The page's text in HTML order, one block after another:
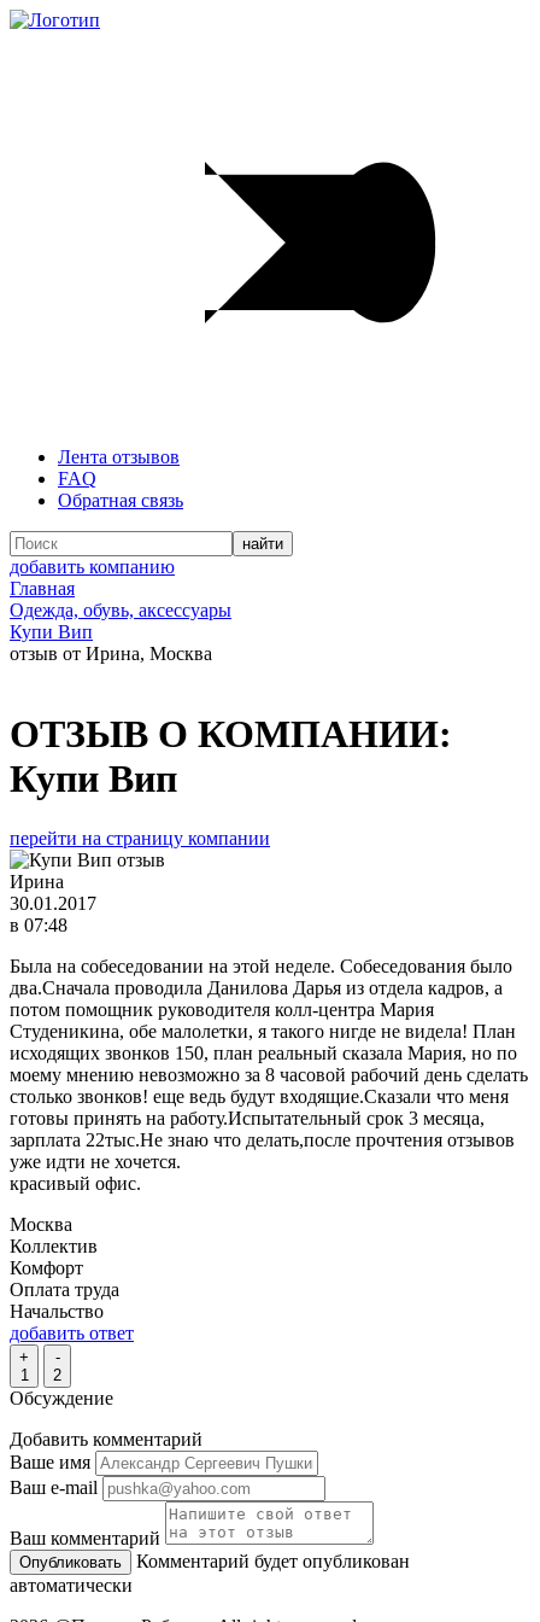
Лента отзывов
FAQ
Обратная связь
добавить компанию
Главная
Одежда, обувь, аксессуары
Купи Вип
отзыв от Ирина, Москва
ОТЗЫВ О КОМПАНИИ:
Купи Вип
перейти на страницу компании
Ирина
30.01.2017
в 07:48
Была на собеседовании на этой неделе. Собеседования было
два.Сначала проводила Данилова Дарья из отдела кадров, а
потом помощник руководителя колл-центра Мария
Студеникина, обе малолетки, я такого нигде не видела! План
исходящих звонков 150, план реальный сказала Мария, но по
моему мнению невозможно за 8 часовой рабочий день сделать
столько звонков! еще ведь будут входящие.Сказали что меня
готовы принять на работу.Испытательный срок 3 месяца,
зарплата 22тыс.Не знаю что делать,после прочтения отзывов
уже идти не хочется.
красивый офис.
Москва
Коллектив
Комфорт
Оплата труда
Начальство
добавить ответ
+
1
-
2
Обсуждение
Добавить комментарий
Ваше имя
Ваш e-mail
Ваш комментарий
Комментарий будет опубликован
автоматически